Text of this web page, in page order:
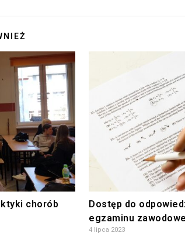
chorób
Dostęp do
egzaminu
4 lipca 2023